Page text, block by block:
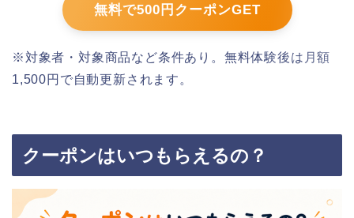
無料で500円クーポンGET
※対象者・対象商品など条件あり。無料体験後は月額
1,500円で自動更新されます。
クーポンはいつもらえるの？